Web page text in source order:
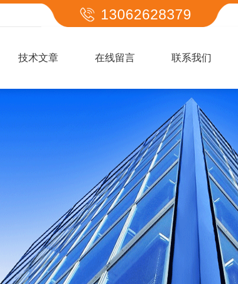
13062628379
技术文章 在线留言 联系我们